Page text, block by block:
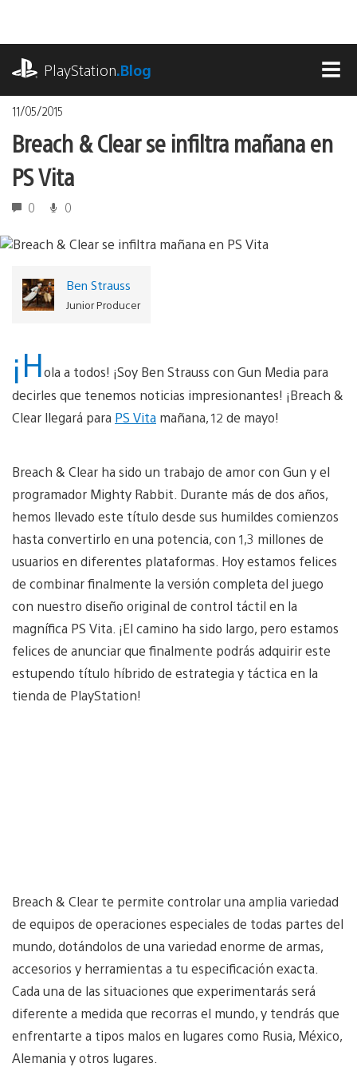
contenido
PlayStation.Blog
11/05/2015
Breach & Clear se infiltra mañana en
PS Vita
0 0
Ben Strauss
Junior Producer
¡Hola a todos! ¡Soy Ben Strauss con Gun Media para
decirles que tenemos noticias impresionantes! ¡Breach &
Clear llegará para PS Vita mañana, 12 de mayo!
Breach & Clear ha sido un trabajo de amor con Gun y el
programador Mighty Rabbit. Durante más de dos años,
hemos llevado este título desde sus humildes comienzos
hasta convertirlo en una potencia, con 1,3 millones de
usuarios en diferentes plataformas. Hoy estamos felices
de combinar finalmente la versión completa del juego
con nuestro diseño original de control táctil en la
magnífica PS Vita. ¡El camino ha sido largo, pero estamos
felices de anunciar que finalmente podrás adquirir este
estupendo título híbrido de estrategia y táctica en la
tienda de PlayStation!
Breach & Clear te permite controlar una amplia variedad
de equipos de operaciones especiales de todas partes del
mundo, dotándolos de una variedad enorme de armas,
accesorios y herramientas a tu especificación exacta.
Cada una de las situaciones que experimentarás será
diferente a medida que recorras el mundo, y tendrás que
enfrentarte a tipos malos en lugares como Rusia, México,
Alemania y otros lugares.